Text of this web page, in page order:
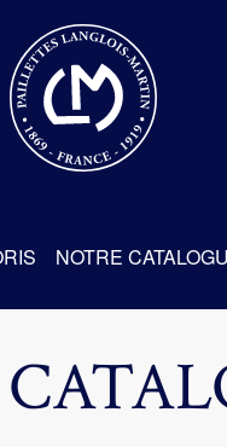
NOTRE